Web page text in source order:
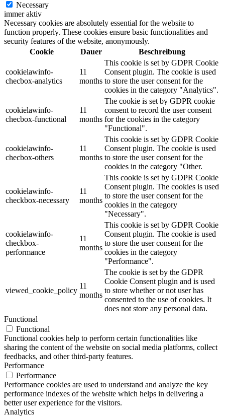
Necessary
immer aktiv
Necessary cookies are absolutely essential for the website to
function properly. These cookies ensure basic functionalities and
security features of the website, anonymously.
Cookie
Dauer Beschreibung
cookielawinfo-
checbox-analytics
11
months
This cookie is set by GDPR Cookie
Consent plugin. The cookie is used
to store the user consent for the
cookies in the category "Analytics".
cookielawinfo-
checbox-functional
11
months
The cookie is set by GDPR cookie
consent to record the user consent
for the cookies in the category
"Functional".
cookielawinfo-
checbox-others
11
months
This cookie is set by GDPR Cookie
Consent plugin. The cookie is used
to store the user consent for the
cookies in the category "Other.
cookielawinfo-
checkbox-necessary
11
months
This cookie is set by GDPR Cookie
Consent plugin. The cookies is used
to store the user consent for the
cookies in the category
"Necessary".
cookielawinfo-
checkbox-
performance
11
months
This cookie is set by GDPR Cookie
Consent plugin. The cookie is used
to store the user consent for the
cookies in the category
"Performance".
viewed_cookie_policy
11
months
The cookie is set by the GDPR
Cookie Consent plugin and is used
to store whether or not user has
consented to the use of cookies. It
does not store any personal data.
Functional
Functional
Functional cookies help to perform certain functionalities like
sharing the content of the website on social media platforms, collect
feedbacks, and other third-party features.
Performance
Performance
Performance cookies are used to understand and analyze the key
performance indexes of the website which helps in delivering a
better user experience for the visitors.
Analytics